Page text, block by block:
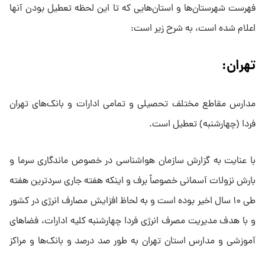
فهرست شهرستان‌ها و استان‌هایی که تا این لحظه تعطیل بودن آنها
اعلام شده است، به شرح زیر است:
تهران:
مدارس مقاطع مختلف تحصیلی و تمامی ادارات و بانک‌های تهران
فردا (چهارشنبه) تعطیل است.
با عنایت به گزارش سازمان هواشناسی در خصوص ماندگاری سرما و
بارش نزولات آسمانی خصوصاً برف و اینکه هفته جاری سردترین هفته
طی ۱۰ سال اخیر بوده است و به لحاظ افزایش مصارف انرژی در کشور
و با هدف مدیریت مصرف انرژی فردا چهارشنبه کلیه ادارات، فضا‌های
آموزشی و مدارس استان تهران به طور صد درصد و بانک‌ها و مراکز